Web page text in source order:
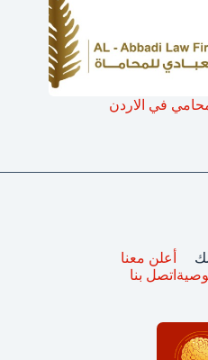
في الاردن
أعلن معنا
اتصل بنا